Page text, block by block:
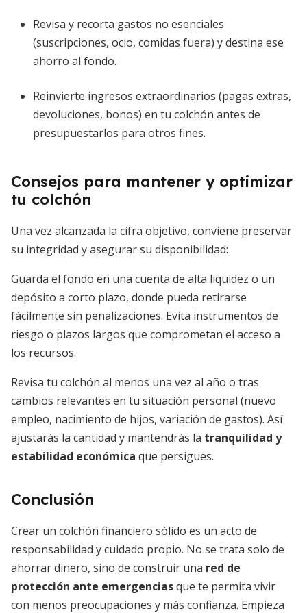
Revisa y recorta gastos no esenciales
(suscripciones, ocio, comidas fuera) y destina ese
ahorro al fondo.
Reinvierte ingresos extraordinarios (pagas extras,
devoluciones, bonos) en tu colchón antes de
presupuestarlos para otros fines.
Consejos para mantener y optimizar
tu colchón
Una vez alcanzada la cifra objetivo, conviene preservar
su integridad y asegurar su disponibilidad:
Guarda el fondo en una cuenta de alta liquidez o un
depósito a corto plazo, donde pueda retirarse
fácilmente sin penalizaciones. Evita instrumentos de
riesgo o plazos largos que comprometan el acceso a
los recursos.
Revisa tu colchón al menos una vez al año o tras
cambios relevantes en tu situación personal (nuevo
empleo, nacimiento de hijos, variación de gastos). Así
ajustarás la cantidad y mantendrás la tranquilidad y
estabilidad económica que persigues.
Conclusión
Crear un colchón financiero sólido es un acto de
responsabilidad y cuidado propio. No se trata solo de
ahorrar dinero, sino de construir una red de
protección ante emergenciasque te permita vivir
con menos preocupaciones y más confianza. Empieza